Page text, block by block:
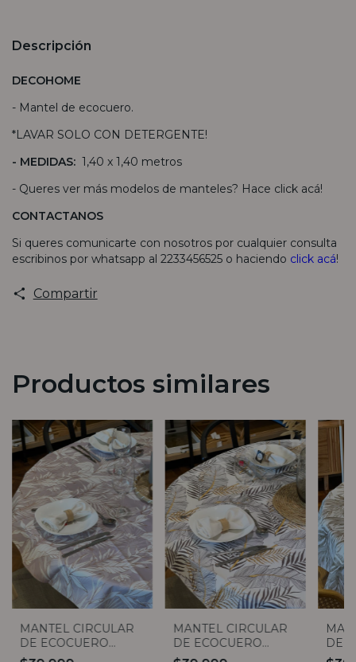
Descripción
DECOHOME
- Mantel de ecocuero.
*LAVAR SOLO CON DETERGENTE!
- MEDIDAS: 1,40 x 1,40 metros
- Queres ver más modelos de manteles? Hace click acá!
CONTACTANOS
Si queres comunicarte con nosotros por cualquier consulta
escribinos por whatsapp al 2233456525 o haciendo click acá!
Compartir
Productos similares
MANTEL CIRCULAR
DE ECOCUERO
ESTRELITZIA 1,40
MANTEL CIRCULAR
DE ECOCUERO
PALMERAS 1,40
DE